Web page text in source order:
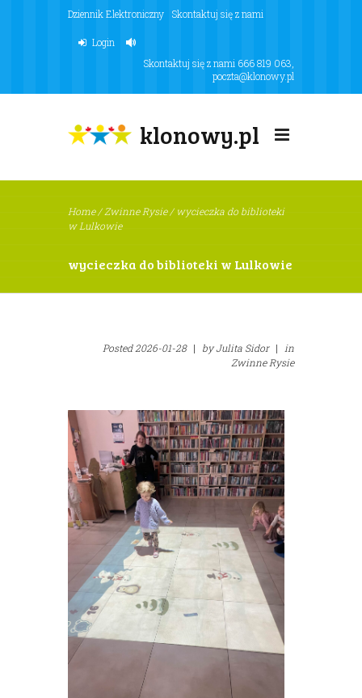
Dziennik Elektroniczny Skontaktuj się z nami
Login
Skontaktuj się z nami 666 819 063
poczta@klonowy.pl
klonowy.pl
Home/Zwinne Rysie/ wycieczka do biblioteki
w Lulkowie
wycieczka do biblioteki w Lulkowie
Posted2026-01-28 | byJulita Sidor | in
Zwinne Rysie